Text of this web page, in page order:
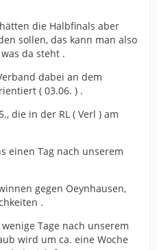
die Halbfinals aber
sollen, das kann man also
da steht .
dabei an dem
( 03.06. ) .
die in der RL ( Verl ) am
einen Tag nach unserem
gegen Oeynhausen,
.
Tage nach unserem
wird um ca. eine Woche